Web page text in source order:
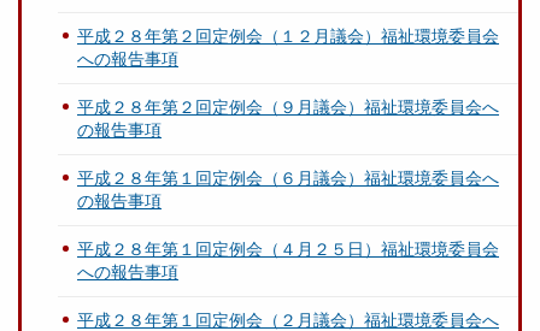
平成２８年第２回定例会（１２月議会）福祉環境委員会
への報告事項
平成２８年第２回定例会（９月議会）福祉環境委員会へ
の報告事項
平成２８年第１回定例会（６月議会）福祉環境委員会へ
の報告事項
平成２８年第１回定例会（４月２５日）福祉環境委員会
への報告事項
平成２８年第１回定例会（２月議会）福祉環境委員会へ